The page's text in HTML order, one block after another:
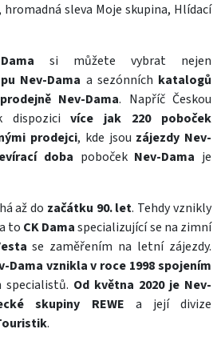
sleva Moje skupina, Hlídací
si můžete vybrat nejen
Nev-Dama a sezónních katalogů
prodejně Nev-Dama. Napříč Českou
dispozicivíce jak 220 poboček
prodejci, kde jsou zájezdy Nev-
doba poboček Nev-Dama je
až do začátku 90. let. Tehdy vznikly
to CK Damaspecializující se na zimní
se zaměřením na letní zájezdy.
Dama vznikla v roce 1998spojením
Od května 2020 je Nev-
skupiny REWE a její divize
.